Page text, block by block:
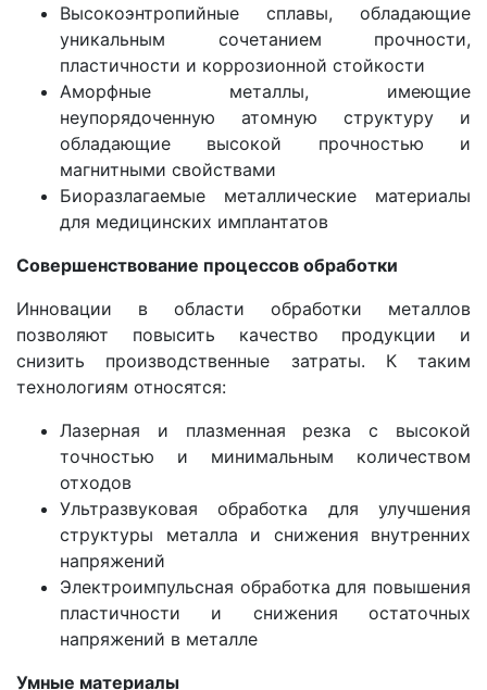
Высокоэнтропийные сплавы, обладающие
уникальным сочетанием прочности,
пластичности и коррозионной стойкости
Аморфные металлы, имеющие
неупорядоченную атомную структуру и
обладающие высокой прочностью и
магнитными свойствами
Биоразлагаемые металлические материалы
для медицинских имплантатов
Совершенствование процессов обработки
Инновации в области обработки металлов
позволяют повысить качество продукции и
снизить производственные затраты. К таким
технологиям относятся:
Лазерная и плазменная резка с высокой
точностью и минимальным количеством
отходов
Ультразвуковая обработка для улучшения
структуры металла и снижения внутренних
напряжений
Электроимпульсная обработка для повышения
пластичности и снижения остаточных
напряжений в металле
Умные материалы